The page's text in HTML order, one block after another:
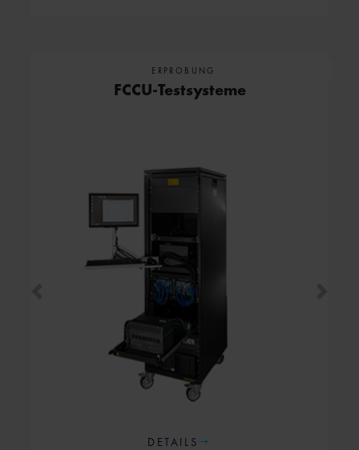
ERPROBUNG
FCCU-Testsysteme
DETAILS